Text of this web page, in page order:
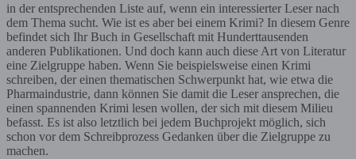
in der entsprechenden Liste auf, wenn ein interessierter Leser nach
dem Thema sucht. Wie ist es aber bei einem Krimi? In diesem Genre
befindet sich Ihr Buch in Gesellschaft mit Hunderttausenden
anderen Publikationen. Und doch kann auch diese Art von Literatur
eine Zielgruppe haben. Wenn Sie beispielsweise einen Krimi
schreiben, der einen thematischen Schwerpunkt hat, wie etwa die
Pharmaindustrie, dann können Sie damit die Leser ansprechen, die
einen spannenden Krimi lesen wollen, der sich mit diesem Milieu
befasst. Es ist also letztlich bei jedem Buchprojekt möglich, sich
schon vor dem Schreibprozess Gedanken über die Zielgruppe zu
machen.